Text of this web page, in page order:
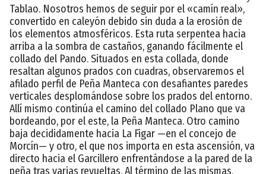
Tablao. Nosotros hemos de seguir por el «camín real»,
convertido en caleyón debido sin duda a la erosión de
los elementos atmosféricos. Esta ruta serpentea hacia
arriba a la sombra de castaños, ganando fácilmente el
collado del Pando. Situados en esta collada, donde
resaltan algunos prados con cuadras, observaremos el
afilado perfil de Peña Manteca con desafiantes paredes
verticales desplomándose sobre los prados del entorno.
Allí mismo continúa el camino del collado Plano que va
bordeando, por el este, la Peña Manteca. Otro camino
baja decididamente hacia La Figar —en el concejo de
Morcín— y otro, el que nos importa en esta ascensión, va
directo hacia el Garcillero enfrentándose a la pared de la
peña tras varias revueltas. Al término de las mismas,